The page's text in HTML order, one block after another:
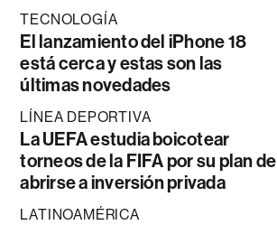
TECNOLOGÍA
El lanzamiento del iPhone 18
está cerca y estas son las
últimas novedades
LÍNEA DEPORTIVA
La UEFA estudia boicotear
torneos de la FIFA por su plan de
abrirse a inversión privada
LATINOAMÉRICA